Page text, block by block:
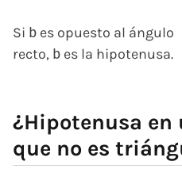
Si b es opuesto al ángulo
recto, b es la hipotenusa.
¿Hipotenusa
que no es